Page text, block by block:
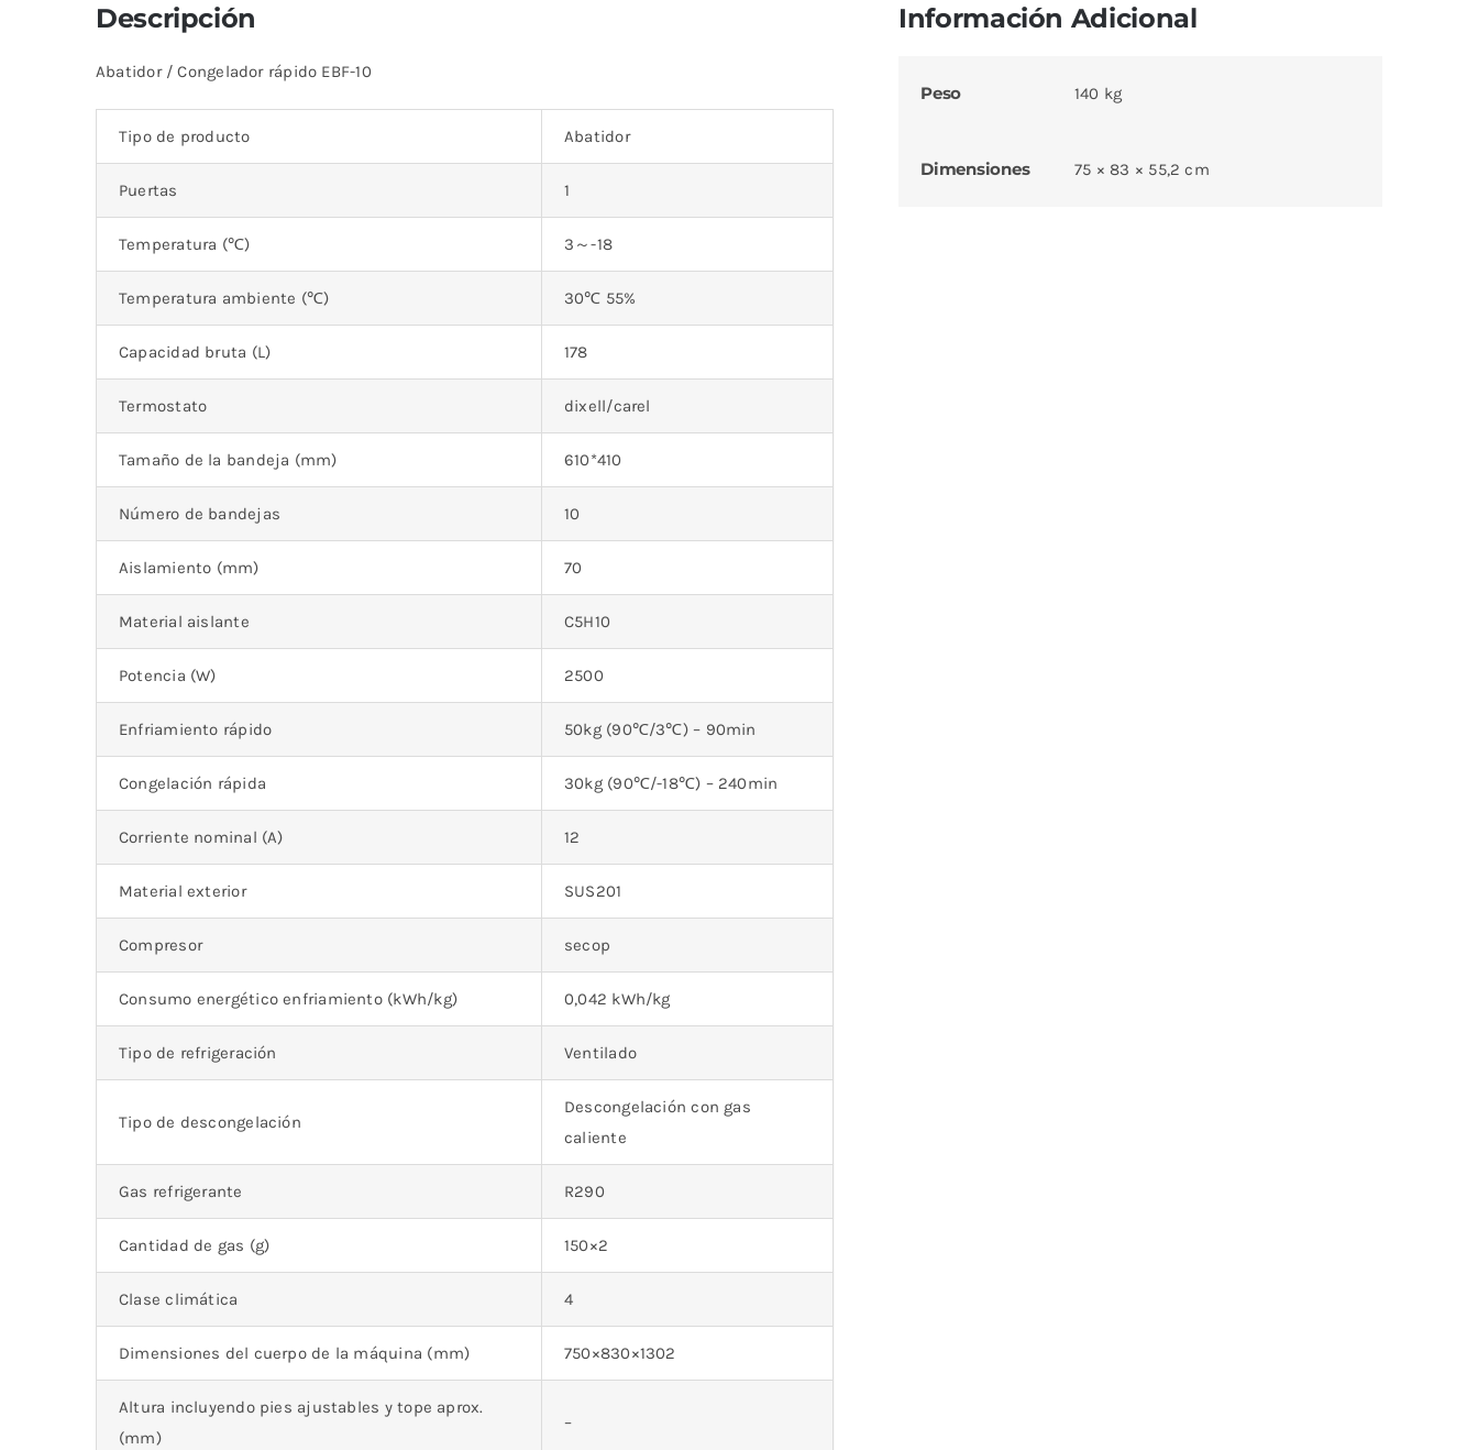
Descripción
Abatidor / Congelador rápido EBF-10
Tipo de producto Abatidor
Puertas 1
Temperatura (℃) 3～-18
Temperatura ambiente (℃) 30℃ 55%
Capacidad bruta (L) 178
Termostato dixell/carel
Tamaño de la bandeja (mm) 610*410
Número de bandejas 10
Aislamiento (mm) 70
Material aislante C5H10
Potencia (W) 2500
Enfriamiento rápido 50kg (90℃/3℃) – 90min
Congelación rápida 30kg (90℃/-18℃) – 240min
Corriente nominal (A) 12
Material exterior SUS201
Compresor secop
Consumo energético enfriamiento (kWh/kg) 0,042 kWh/kg
Tipo de refrigeración Ventilado
Tipo de descongelación
Descongelación con gas
caliente
Gas refrigerante R290
Cantidad de gas (g) 150×2
Clase climática 4
Dimensiones del cuerpo de la máquina (mm) 750×830×1302
Altura incluyendo pies ajustables y tope aprox.
(mm)
–
Información Adicional
Peso 140 kg
Dimensiones 75 × 83 × 55,2 cm